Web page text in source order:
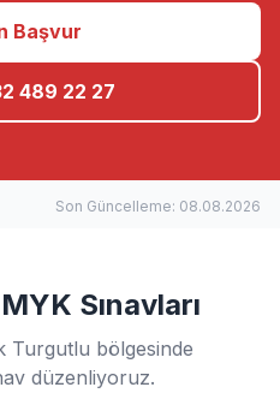
Başvur
489 22 27
Son Güncelleme: 08.08.2026
Sınavları
Turgutlu bölgesinde
düzenliyoruz.